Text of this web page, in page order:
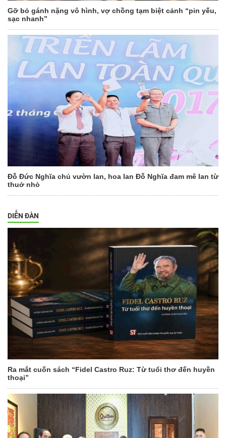
Gỡ bỏ gánh nặng vô hình, vợ chồng tạm biệt cảnh “pin yếu,
sạc nhanh”
Đỗ Đức Nghĩa chủ vườn lan, hoa lan Đỗ Nghĩa đam mê lan từ
thuở nhỏ
DIỄN ĐÀN
Ra mắt cuốn sách “Fidel Castro Ruz: Từ tuổi thơ đến huyền
thoại”